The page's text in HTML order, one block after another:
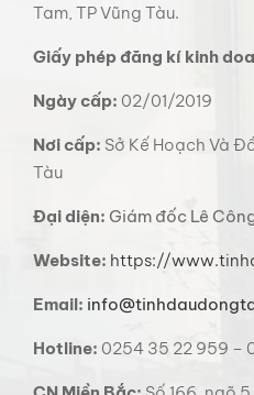
Tam, TP Vũng Tàu.
Giấy phép đăng kí kinh
Ngày cấp: 02/01/2019
Nơi cấp: Sở Kế Hoạch Và
Tàu
Đại diện: Giám đốc Lê
Website: https://
Email:
Hotline: 0254 35 22 959 –